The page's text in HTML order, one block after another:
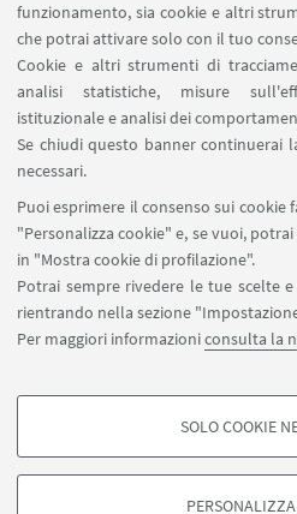
funzionamento, sia cookie e altri
che potrai attivare solo con il tuo
Cookie e altri strumenti di
analisi statistiche, misure
istituzionale e analisi dei
Se chiudi questo banner continuerai
necessari.
Puoi esprimere il consenso sui
"Personalizza cookie" e, se vuoi,
in "Mostra cookie di profilazione".
Potrai sempre rivedere le tue scelte
rientrando nella sezione
Per maggiori informazioniconsulta la
COOKIE DI PROFILAZIONE -
SOLO COOKIE
Lorenzo Baldacchini (già
Bologna)
Dipartimento di Beni Culturali,